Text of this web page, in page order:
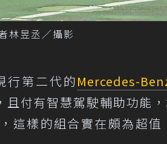
昱丞／攝影
行第二代的Mercedes-
且付有智慧駕駛輔助功能
這樣的組合實在頗為超